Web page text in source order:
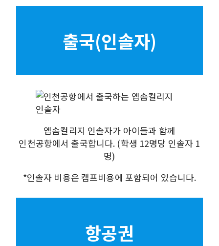
출국(인솔자)
엡솜컬리지 인솔자가 아이들과 함께
인천공항에서 출국합니다. (학생 12명당 인솔자 1
명)
*인솔자 비용은 캠프비용에 포함되어 있습니다.
항공권